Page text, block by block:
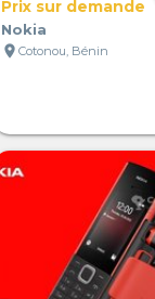
Prix sur demande
Nokia
location_onCotonou, Bénin